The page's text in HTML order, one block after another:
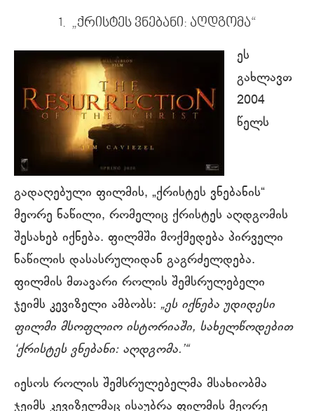
1. „ქრისტეს ვნებანი: აღდგომა“
ეს
გახლავთ
2004
წელს
გადაღებული ფილმის, „ქრისტეს ვნებანის“
მეორე ნაწილი, რომელიც ქრისტეს აღდგომის
შესახებ იქნება. ფილმში მოქმედება პირველი
ნაწილის დასასრულიდან გაგრძელდება.
ფილმის მთავარი როლის შემსრულებელი
ჯეიმს კევიზელი ამბობს: „ეს იქნება უდიდესი
ფილმი მსოფლიო ისტორიაში, სახელწოდებით
‘ქრისტეს ვნებანი: აღდგომა.’“
იესოს როლის შემსრულებელმა მსახიობმა
ჯეიმს კევიზელმაც ისაუბრა ფილმის მეორე